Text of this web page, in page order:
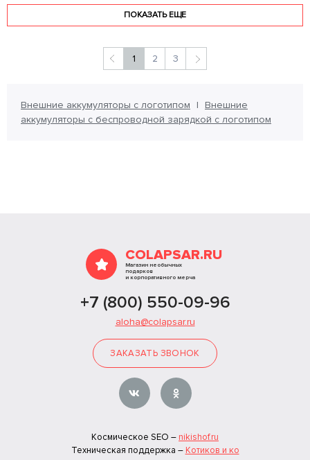
ПОКАЗАТЬ ЕЩЕ
1 2 3
Внешние аккумуляторы с логотипом
Внешние
аккумуляторы с беспроводной зарядкой с логотипом
COLAPSAR.RU
Магазин необычных
подарков
и корпоративного мерча
+7 (800) 550-09-96
aloha@colapsar.ru
ЗАКАЗАТЬ ЗВОНОК
Космическое SEO – nikishof.ru
Техническая поддержка – Котиков и ко